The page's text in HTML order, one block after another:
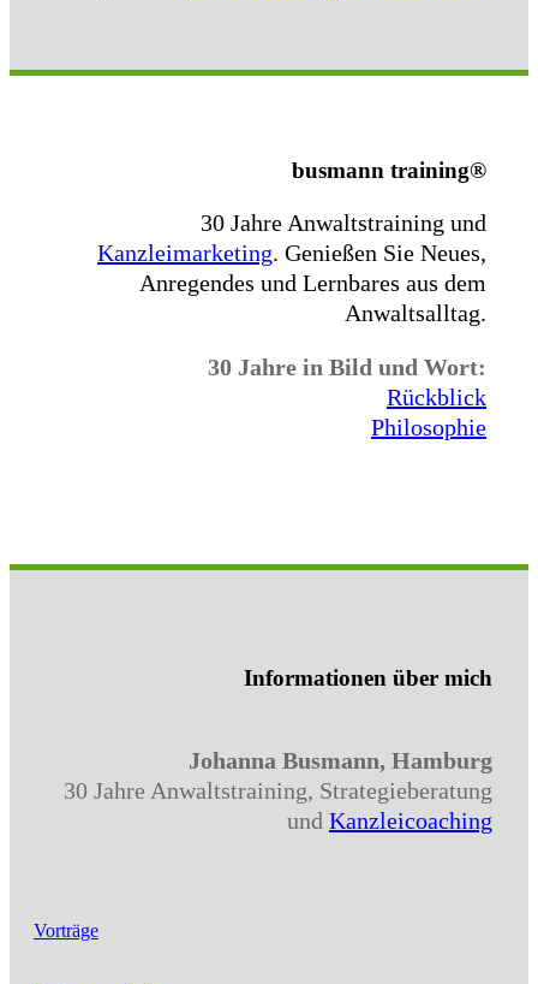
busmann training®
30 Jahre Anwaltstraining und
Kanzleimarketing. Genießen Sie Neues,
Anregendes und Lernbares aus dem
Anwaltsalltag.
30 Jahre in Bild und Wort:
Rückblick
Philosophie
Informationen über mich
Johanna Busmann, Hamburg
30 Jahre Anwaltstraining, Strategieberatung
und Kanzleicoaching
Vorträge